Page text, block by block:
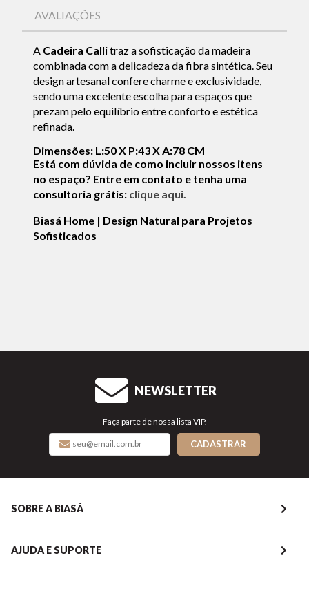
AVALIAÇÕES
A Cadeira Callitraz a sofisticação da madeira
combinada com a delicadeza da fibra sintética. Seu
design artesanal confere charme e exclusividade,
sendo uma excelente escolha para espaços que
prezam pelo equilíbrio entre conforto e estética
refinada.
Dimensões: L:50 X P:43 X A:78 CM
Está com dúvida de como incluir nossos itens
no espaço? Entre em contato e tenha uma
consultoria grátis: clique aqui.
Biasá Home | Design Natural para Projetos
Sofisticados
NEWSLETTER
Faça parte de nossa lista VIP.
CADASTRAR
SOBRE A BIASÁ
AJUDA E SUPORTE